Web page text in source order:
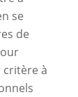
se
de
à